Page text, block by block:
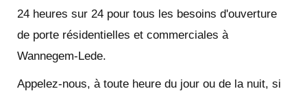
24 heures sur 24 pour tous les besoins d'ouverture
de porte résidentielles et commerciales à
Wannegem-Lede.
Appelez-nous, à toute heure du jour ou de la nuit, si